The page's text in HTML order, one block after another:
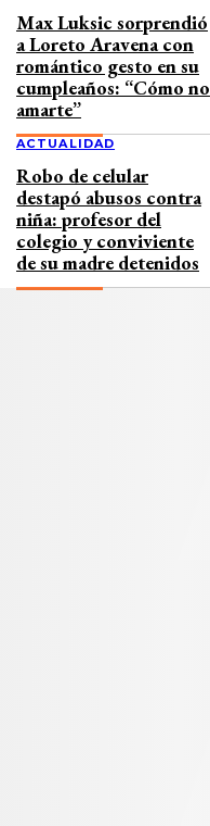
Max Luksic sorprendió
a Loreto Aravena con
romántico gesto en su
cumpleaños: “Cómo no
amarte”
ACTUALIDAD
Robo de celular
destapó abusos contra
niña: profesor del
colegio y conviviente
de su madre detenidos